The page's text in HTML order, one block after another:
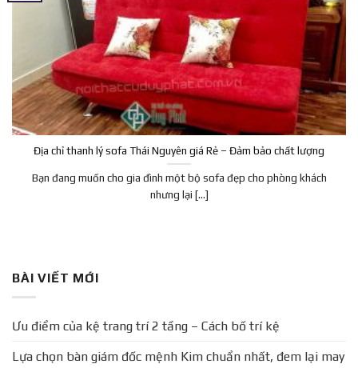
Địa chỉ thanh lý sofa Thái Nguyên giá Rẻ – Đảm bảo chất lượng
Bạn đang muốn cho gia đình một bộ sofa đẹp cho phòng khách
nhưng lại [...]
BÀI VIẾT MỚI
Ưu điểm của kệ trang trí 2 tầng – Cách bố trí kệ
Lựa chọn bàn giám đốc mệnh Kim chuẩn nhất, đem lại may